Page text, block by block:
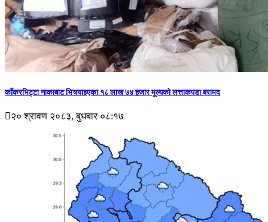
काँकरभिट्टा नाकाबाट भित्र्याइएका १८ लाख ७४ हजार मूल्यकाे लत्ताकपडा बरामद
२० श्रावण २०८३, बुधबार ०८:१७